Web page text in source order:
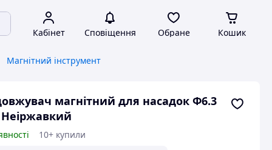
Кабінет Сповіщення Обране Кошик
Магнітний інструмент
магнітний для насадок Ф6.3
10+ купили